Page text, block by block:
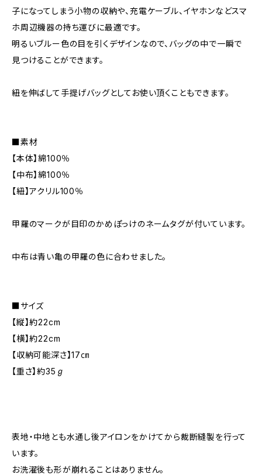
子になってしまう小物の収納や、充電ケーブル、イヤホンなどスマ
ホ周辺機器の持ち運びに最適です。
明るいブルー色の目を引くデザインなので、バッグの中で一瞬で
見つけることができます。
紐を伸ばして手提げバッグとしてお使い頂くこともできます。
■素材
【本体】綿100％
【中布】綿100％
【紐】アクリル100％
甲羅のマークが目印のかめぽっけのネームタグが付いています。
中布は青い亀の甲羅の色に合わせました。
■サイズ
【縦】約22cm
【横】約22cm
【収納可能深さ】17㎝
【重さ】約35ℊ
表地・中地とも水通し後アイロンをかけてから裁断縫製を行って
います。
お洗濯後も形が崩れることはありません。